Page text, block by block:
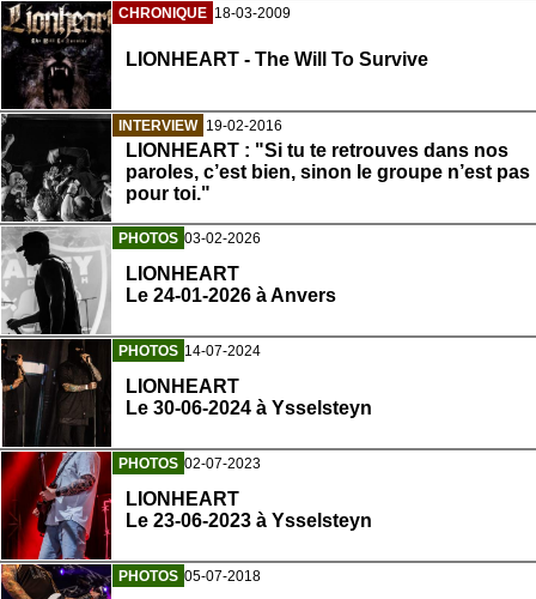
CHRONIQUE 18-03-2009
LIONHEART - The Will To Survive
INTERVIEW 19-02-2016
LIONHEART : "Si tu te retrouves dans nos
paroles, c’est bien, sinon le groupe n’est pas
pour toi."
PHOTOS 03-02-2026
LIONHEART
Le 24-01-2026 à Anvers
PHOTOS 14-07-2024
LIONHEART
Le 30-06-2024 à Ysselsteyn
PHOTOS 02-07-2023
LIONHEART
Le 23-06-2023 à Ysselsteyn
PHOTOS 05-07-2018